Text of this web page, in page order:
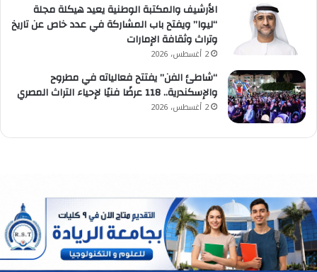
الأرشيف والمكتبة الوطنية يعيد هيكلة مجلة
“ليوا” ويفتح باب المشاركة في عدد خاص عن تاريخ
وتراث وثقافة الإمارات
2 أغسطس، 2026
“شاطئ الفن” يفتتح فعالياته في مطروح
والإسكندرية.. 118 عرضًا فنيًا لإحياء التراث المصري
2 أغسطس، 2026